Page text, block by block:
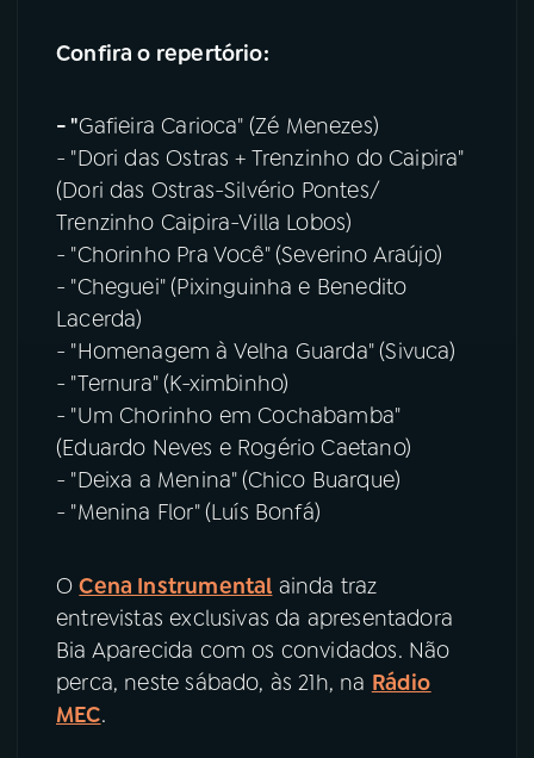
Confira o repertório:
- "Gafieira Carioca" (Zé Menezes)
- "Dori das Ostras + Trenzinho do Caipira"
(Dori das Ostras-Silvério Pontes/
Trenzinho Caipira-Villa Lobos)
- "Chorinho Pra Você" (Severino Araújo)
- "Cheguei" (Pixinguinha e Benedito
Lacerda)
- "Homenagem à Velha Guarda" (Sivuca)
- "Ternura" (K-ximbinho)
- "Um Chorinho em Cochabamba"
(Eduardo Neves e Rogério Caetano)
- "Deixa a Menina" (Chico Buarque)
- "Menina Flor" (Luís Bonfá)
OCena Instrumental ainda traz
entrevistas exclusivas da apresentadora
Bia Aparecida com os convidados. Não
perca, neste sábado, às 21h, na Rádio
MEC.